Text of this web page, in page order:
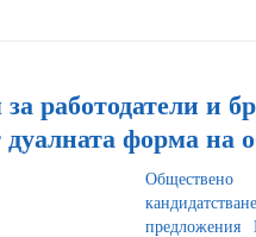
работодатели и
форма на
предложения